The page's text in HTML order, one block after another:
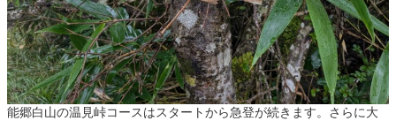
能郷白山の温見峠コースはスタートから急登が続きます。さらに大